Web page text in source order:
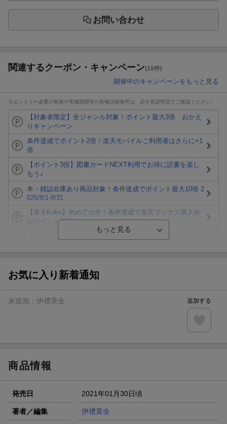
お問い合わせ
関連するクーポン・キャンペーン(10件)
開催中のキャンペーンをもっと見る
※エントリー必要の有無や実施期間等の各種詳細条件は、必ず各説明頁でご確認ください。
【対象者限定】全ジャンル対象！ポイント最大3倍 おかえ
りキャンペーン
条件達成でポイント2倍！楽天モバイルご利用者はさらに+1
倍
【ポイント3倍】図書カードNEXT利用でお得に読書を楽し
もう♪
本・雑誌在庫あり商品対象！条件達成でポイント最大10倍 2
026/8/1-8/31
【楽天Kobo】初めての方！条件達成で楽天ブックス購入分
がポイント20倍
ト山分け
楽天モバイル紹介キャンペーンの拡散で300円OFFクーポン
条件達成で楽天限定・宝塚歌劇 宙組貸切公演ペアチケット
お気に入り新着通知
未追加： 伊禮英全 追加する
商品情報
発売日 2021年01月30日頃
著者／編集 伊禮英全